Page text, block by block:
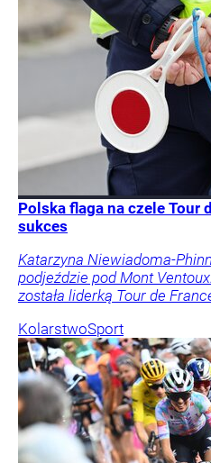
Polska flaga na czele Tour
sukces
Katarzyna Niewiadoma-
podjeździe pod Mont
została liderką Tour de
KolarstwoSport